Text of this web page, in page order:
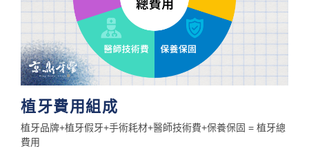
植牙費用組成
植牙品牌+植牙假牙+手術耗材+醫師技術費+保養保固 = 植牙總
費用